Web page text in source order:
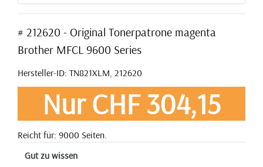
# 212620 - Original Tonerpatrone magenta
Brother MFCL 9600 Series
Hersteller-ID: TN821XLM, 212620
Nur CHF 304,15
Reicht für: 9000 Seiten.
Gut zu wissen